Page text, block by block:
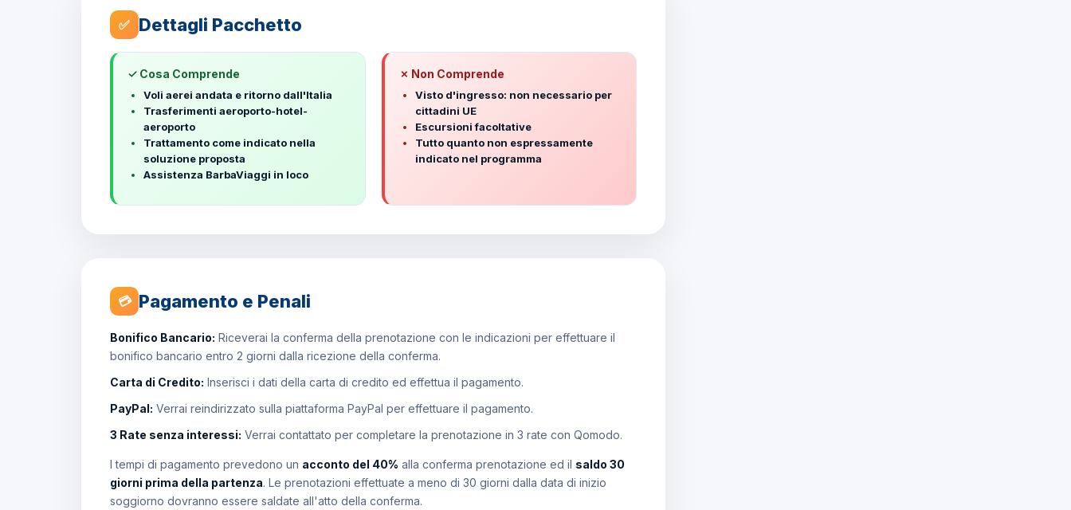
✅ Dettagli Pacchetto
✓ Cosa Comprende
Voli aerei andata e ritorno dall'Italia
Trasferimenti aeroporto-hotel-
aeroporto
Trattamento come indicato nella
soluzione proposta
Assistenza BarbaViaggi in loco
✗ Non Comprende
Visto d'ingresso: non necessario per
cittadini UE
Escursioni facoltative
Tutto quanto non espressamente
indicato nel programma
💳 Pagamento e Penali
Bonifico Bancario: Riceverai la conferma della prenotazione con le indicazioni per effettuare il
bonifico bancario entro 2 giorni dalla ricezione della conferma.
Carta di Credito: Inserisci i dati della carta di credito ed effettua il pagamento.
PayPal: Verrai reindirizzato sulla piattaforma PayPal per effettuare il pagamento.
3 Rate senza interessi: Verrai contattato per completare la prenotazione in 3 rate con Qomodo.
I tempi di pagamento prevedono un acconto del 40% alla conferma prenotazione ed il saldo 30
giorni prima della partenza. Le prenotazioni effettuate a meno di 30 giorni dalla data di inizio
soggiorno dovranno essere saldate all'atto della conferma.